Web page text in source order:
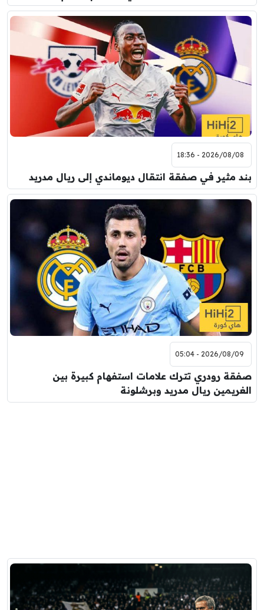
2026/08/08 - 18:36
بند مثير في صفقة انتقال ديوماندي إلى ريال مدريد
2026/08/09 - 05:04
صفقة رودري تترك علامات استفهام كبيرة بين
الغريمين ريال مدريد وبرشلونة